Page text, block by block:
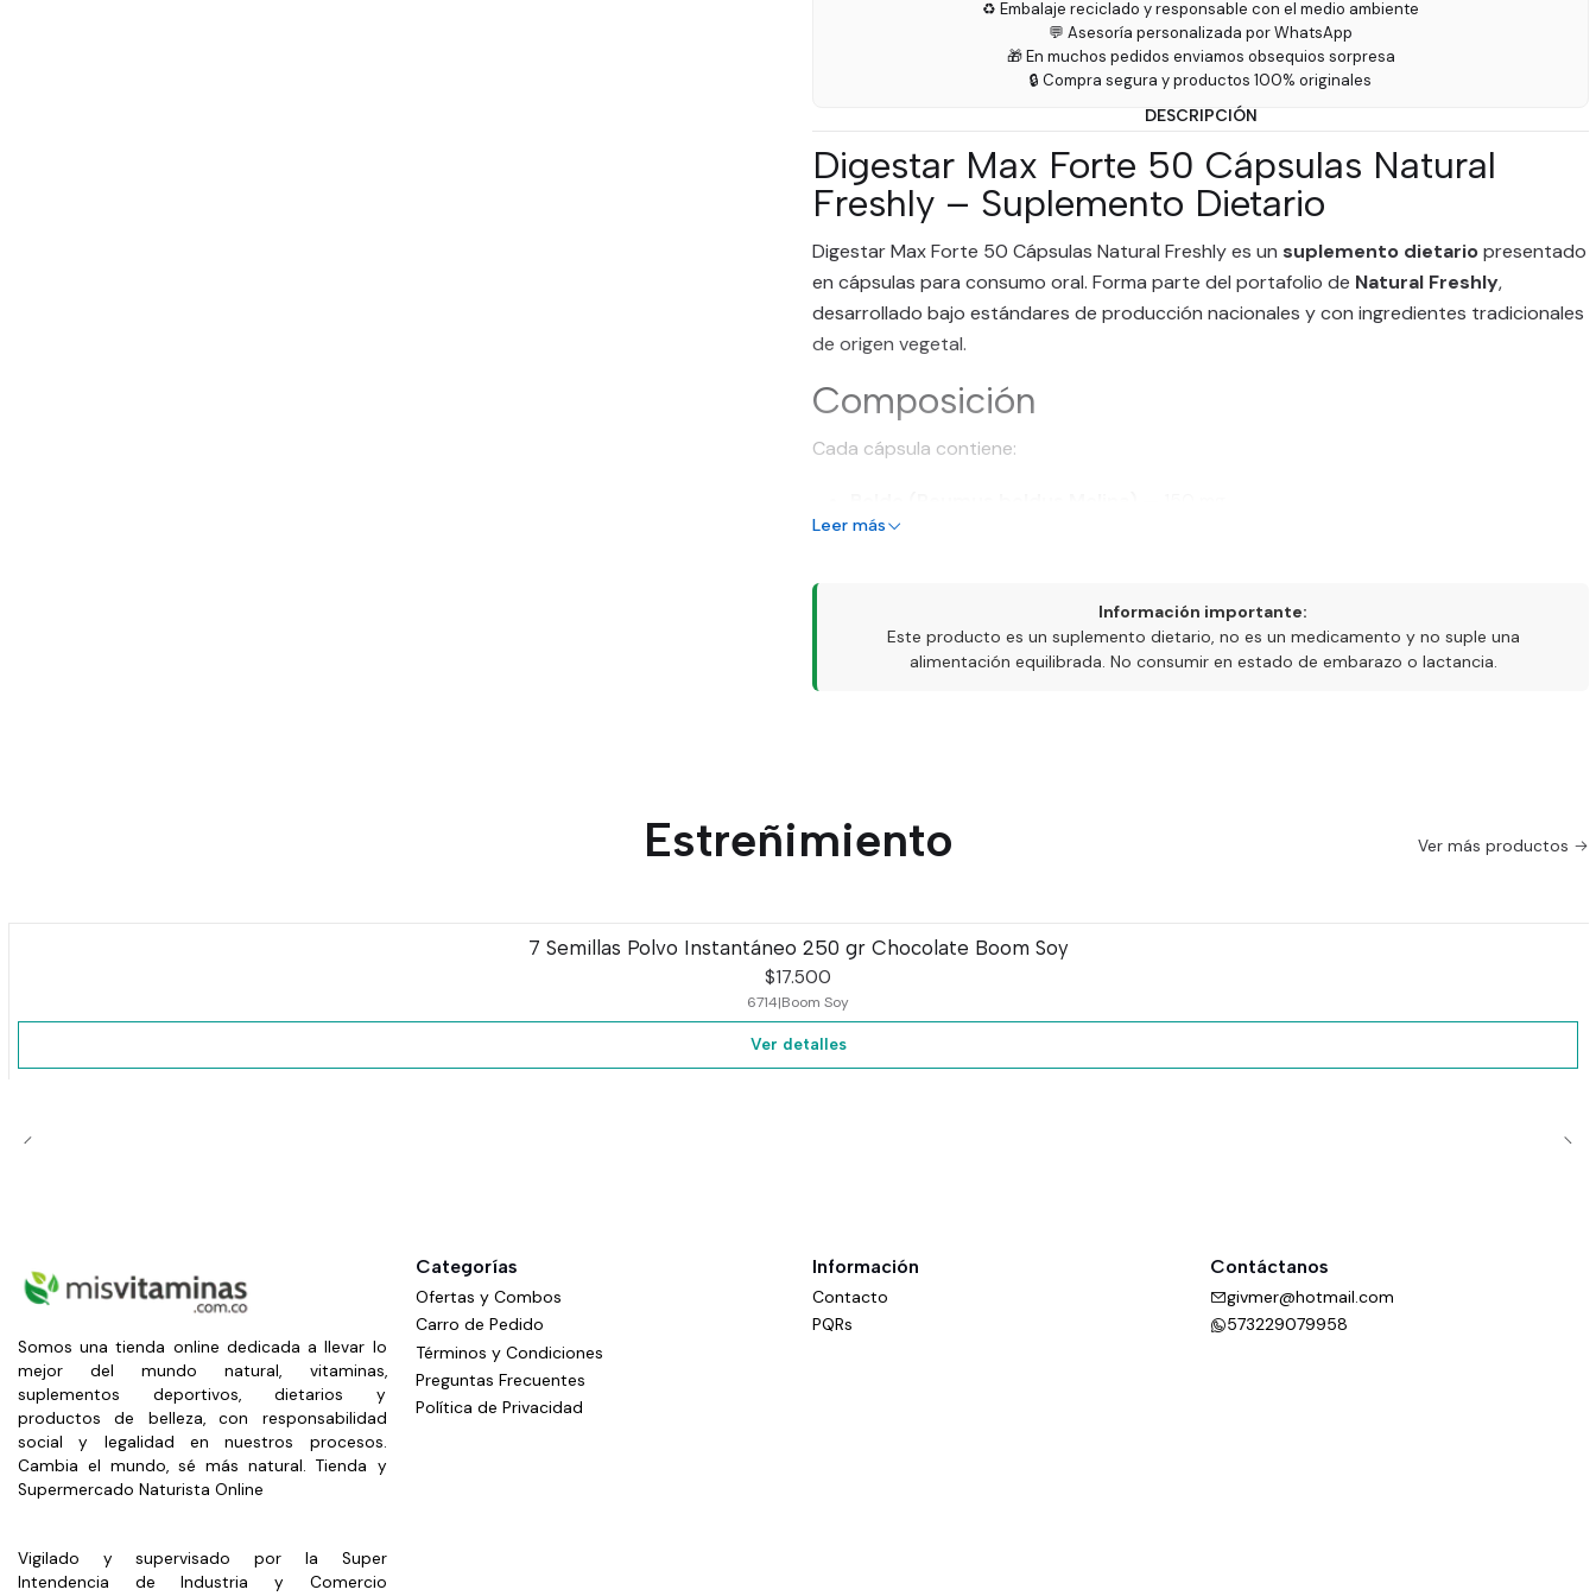
♻️ Embalaje reciclado y responsable con el medio ambiente
💬 Asesoría personalizada por WhatsApp
🎁 En muchos pedidos enviamos obsequios sorpresa
🔒 Compra segura y productos 100% originales
DESCRIPCIÓN
Digestar Max Forte 50 Cápsulas Natural
Freshly – Suplemento Dietario
Digestar Max Forte 50 Cápsulas Natural Freshly es un suplemento dietariopresentado
en cápsulas para consumo oral. Forma parte del portafolio de Natural Freshly,
desarrollado bajo estándares de producción nacionales y con ingredientes tradicionales
de origen vegetal.
Composición
Cada cápsula contiene:
Cáscara sagrada (Rhamnus purshiana de Candole)
Otros excipientes propios de la formulación
(La composición exacta y concentraciones corresponden a la información declarada en
Presentación sólida en cápsulas
Modo de consumo sugerido
Consumir según indicación del fabricante o recomendación profesional.
Advertencia
Leer más
Información importante:
Este producto es un suplemento dietario, no es un medicamento y no suple una
alimentación equilibrada. No consumir en estado de embarazo o lactancia.
Estreñimiento Ver más productos
7 Semillas Polvo Instantáneo 250 gr Chocolate Boom Soy
$17.500
6714|Boom Soy
Ver detalles
Somos una tienda online dedicada a llevar lo
mejor del mundo natural, vitaminas,
suplementos deportivos, dietarios y
productos de belleza, con responsabilidad
social y legalidad en nuestros procesos.
Cambia el mundo, sé más natural. Tienda y
Supermercado Naturista Online
Vigilado y supervisado por la Super
Intendencia de Industria y Comercio
Categorías
Ofertas y Combos
Carro de Pedido
Términos y Condiciones
Preguntas Frecuentes
Política de Privacidad
Información
Contacto
PQRs
Contáctanos
givmer@hotmail.com
573229079958